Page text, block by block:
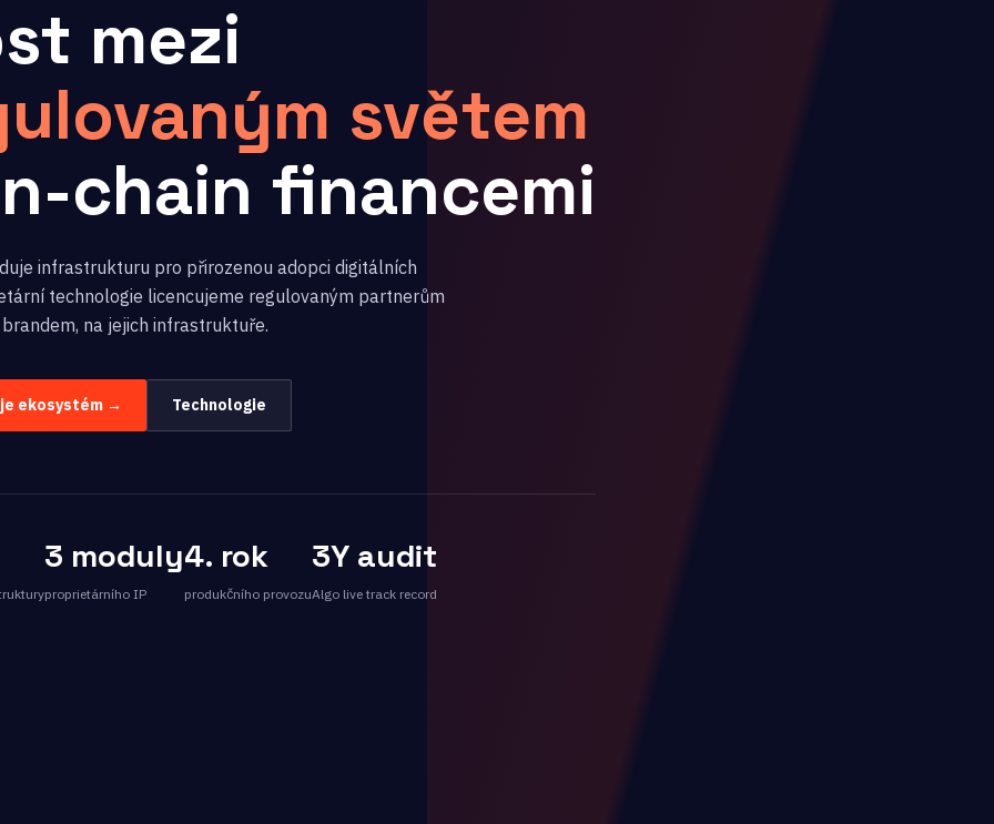
mezi
světem
chain financemi
infrastrukturu pro přirozenou adopci digitálních
technologie licencujeme regulovaným partnerům
na jejich infrastruktuře.
ekosystém → Technologie
3 moduly
proprietárního IP
4. rok
produkčního provozu
3Y audit
Algo live track record